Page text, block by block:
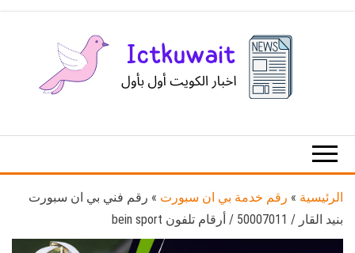
الكويت
الرئيسية » رقم خدمة بي ان سبورت » رقم فني بي ان سبورت
بنيد القار / 50007011 / أرقام تلفون bein sport